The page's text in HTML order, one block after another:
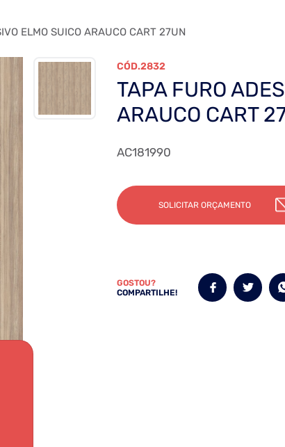
ELMO SUICO ARAUCO CART 27UN
2832
TAPA FURO
ARAUCO CART
AC181990
SOLICITAR ORÇAMENTO
GOSTOU?
COMPARTILHE!